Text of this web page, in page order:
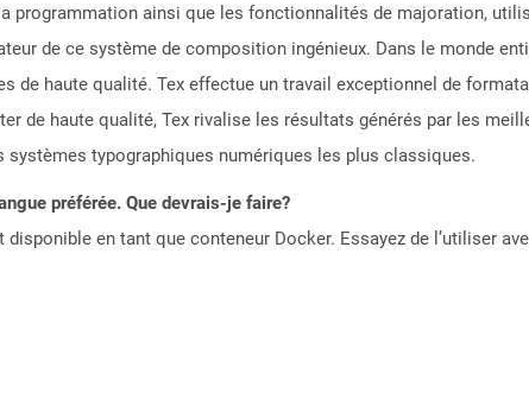
programmation ainsi que les fonctionnalités de majoration,
de ce système de composition ingénieux. Dans le monde
de haute qualité. Tex effectue un travail exceptionnel de
de haute qualité, Tex rivalise les résultats générés par les
typographiques numériques les plus classiques.
préférée. Que devrais-je faire?
en tant que conteneur Docker. Essayez de l’utiliser